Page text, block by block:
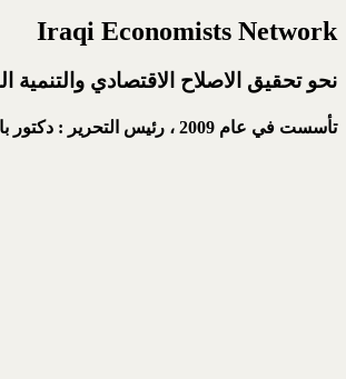
Iraqi Economists Network
نحو تحقيق الاصلاح الاقتصادي والتنمية
تأسست في عام 2009 ، رئيس التحرير : دكتور